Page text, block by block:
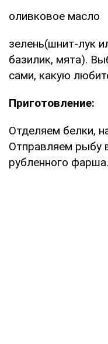
оливковое масло
зелень(шнит-лук
базилик, мята).
сами, какую
Приготовление:
Отделяем белки,
Отправляем рыбу
рубленного фарша.